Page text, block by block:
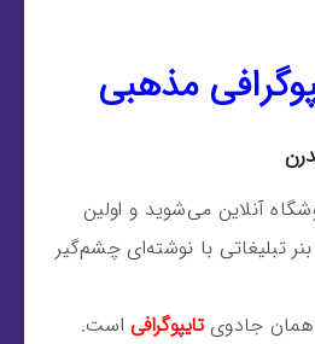
مذهبی
آنلاین می‌شوید و اولین
تبلیغاتی با نوشته‌ای چشم‌گیر
همان جادویتایپوگرافی است.